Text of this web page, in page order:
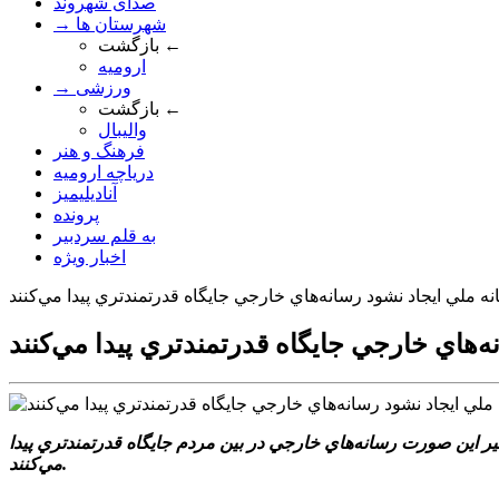
→ شهرستان ها
بازگشت ←
ارومیه
→ ورزشی
بازگشت ←
والیبال
فرهنگ و هنر
دریاچه ارومیه
آنادیلیمیز
پرونده
به قلم سردبیر
اخبار ویژه
ملي ايجاد نشود رسانه‌هاي خارجي جايگاه قدرتمندتري پيدا مي‌کنند
خارجي جايگاه قدرتمندتري پيدا مي‌کنند
اين صورت رسانه‌هاي خارجي در بين مردم جايگاه قدرتمندتري پيدا
مي‌کنند.